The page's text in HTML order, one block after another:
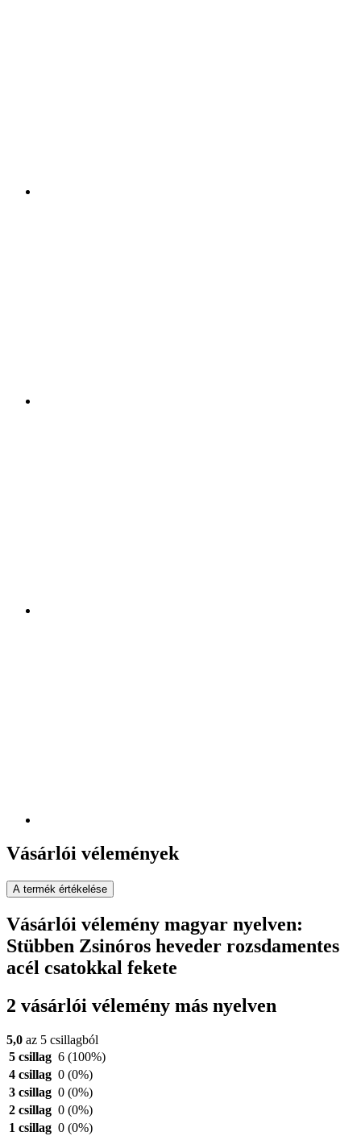
Vásárlói vélemények
A termék értékelése
Vásárlói vélemény magyar nyelven:
Stübben Zsinóros heveder rozsdamentes
acél csatokkal fekete
2 vásárlói vélemény más nyelven
5,0 az 5 csillagból
5 csillag 6 (100%)
4 csillag 0 (0%)
3 csillag 0 (0%)
2 csillag 0 (0%)
1 csillag 0 (0%)